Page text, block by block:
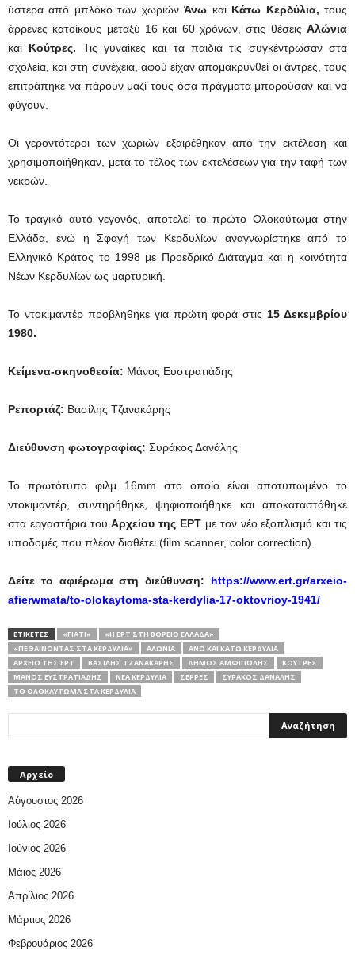
ύστερα από μπλόκο των χωριώνΆνω καιΚάτω Κερδύλια, τους
άρρενες κατοίκους μεταξύ 16 και 60 χρόνων, στις θέσεις Αλώνια
και Κούτρες. Τις γυναίκες και τα παιδιά τις συγκέντρωσαν στα
σχολεία, και στη συνέχεια, αφού είχαν απομακρυνθεί οι άντρες, τους
επιτράπηκε να πάρουν μαζί τους όσα πράγματα μπορούσαν και να
φύγουν.
Οι γεροντότεροι των χωριών εξαιρέθηκαν από την εκτέλεση και
χρησιμοποιήθηκαν, μετά το τέλος των εκτελέσεων για την ταφή των
νεκρών.
Το τραγικό αυτό γεγονός, αποτελεί το πρώτο Ολοκαύτωμα στην
Ελλάδα, ενώ η Σφαγή των Κερδυλίων αναγνωρίστηκε από το
Ελληνικό Κράτος το 1998 με Προεδρικό Διάταγμα και η κοινότητα
Νέων Κερδυλίων ως μαρτυρική.
Το ντοκιμαντέρ προβλήθηκε για πρώτη φορά στις 15 Δεκεμβρίου
1980.
Κείμενα-σκηνοθεσία: Μάνος Ευστρατιάδης
Ρεπορτάζ: Βασίλης Τζανακάρης
Διεύθυνση φωτογραφίας: Συράκος Δανάλης
Το πρωτότυπο φιλμ 16mm στο οποίο είναι αποτυπωμένο το
ντοκιμαντέρ, συντηρήθηκε, ψηφιοποιήθηκε και αποκαταστάθηκε
στα εργαστήρια τουΑρχείου της ΕΡΤ με τον νέο εξοπλισμό και τις
υποδομές που πλέον διαθέτει (film scanner, color correction).
Δείτε το αφιέρωμα στη διεύθυνση: https://www.ert.gr/arxeio-
afierwmata/to-olokaytoma-sta-kerdylia-17-oktovrioy-1941/
ΕΤΙΚΕΤΕΣ «ΓΙΑΤΙ»
«Η ΕΡΤ ΣΤΗ ΒΌΡΕΙΟ ΕΛΛΆΔΑ»
«ΠΕΘΑΊΝΟΝΤΑΣ ΣΤΑ ΚΕΡΔΎΛΙΑ»
ΑΛΏΝΙΑ
ΆΝΩ ΚΑΙ ΚΆΤΩ ΚΕΡΔΎΛΙΑ
ΑΡΧΕΙΟ ΤΗΣ ΕΡΤ
ΒΑΣΊΛΗΣ ΤΖΑΝΑΚΆΡΗΣ ΔΉΜΟΣ ΑΜΦΊΠΟΛΗΣ
ΚΟΎΤΡΕΣ
ΜΆΝΟΣ ΕΥΣΤΡΑΤΙΆΔΗΣ
ΝΈΑ ΚΕΡΔΎΛΙΑ ΣΈΡΡΕΣ
ΣΥΡΆΚΟΣ ΔΑΝΆΛΗΣ
ΤΟ ΟΛΟΚΑΎΤΩΜΑ ΣΤΑ ΚΕΡΔΎΛΙΑ
Αρχείο
Αύγουστος 2026
Ιούλιος 2026
Ιούνιος 2026
Μάιος 2026
Απρίλιος 2026
Μάρτιος 2026
Φεβρουάριος 2026